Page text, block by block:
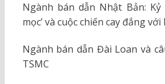
Ngành bán dẫn Nhật Bản: Kỷ
mọc’ và cuộc chiến cay đắng với
Ngành bán dẫn Đài Loan và
TSMC